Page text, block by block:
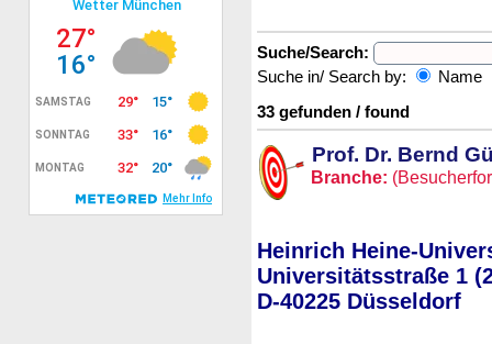
Suche/Search:
Suche in/ Search by:
Name
33 gefunden / found
Prof. Dr. Bernd
Branche:
Heinrich Heine-
Universitätsstraße 1
D-40225 Düsseldorf